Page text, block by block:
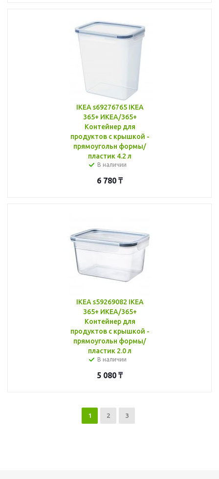
IKEA s69276765 IKEA
365+ ИКЕА/365+
Контейнер для
продуктов с крышкой -
прямоугольн формы/
пластик 4.2 л
В наличии
6 780 ₸
IKEA s59269082 IKEA
365+ ИКЕА/365+
Контейнер для
продуктов с крышкой -
прямоугольн формы/
пластик 2.0 л
В наличии
5 080 ₸
1 2 3